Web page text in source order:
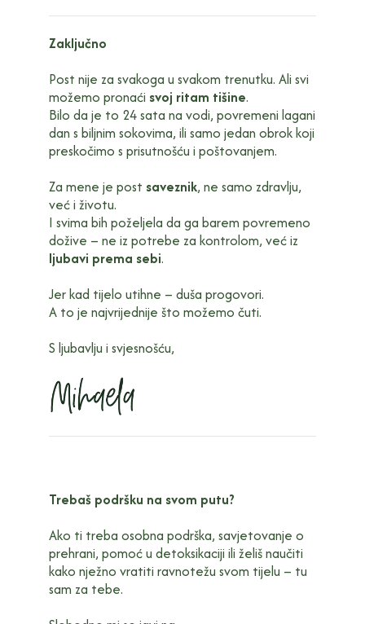
Zaključno
Post nije za svakoga u svakom trenutku. Ali svi
možemo pronaći svoj ritam tišine.
Bilo da je to 24 sata na vodi, povremeni lagani
dan s biljnim sokovima, ili samo jedan obrok koji
preskočimo s prisutnošću i poštovanjem.
Za mene je post saveznik, ne samo zdravlju,
već i životu.
I svima bih poželjela da ga barem povremeno
dožive – ne iz potrebe za kontrolom, već iz
ljubavi prema sebi.
Jer kad tijelo utihne – duša progovori.
A to je najvrijednije što možemo čuti.
S ljubavlju i svjesnošću,
Trebaš podršku na svom putu?
Ako ti treba osobna podrška, savjetovanje o
prehrani, pomoć u detoksikaciji ili želiš naučiti
kako nježno vratiti ravnotežu svom tijelu – tu
sam za tebe.